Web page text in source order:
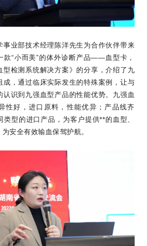
事业部技术经理陈洋先生为合作伙伴带来
款“小而美”的体外诊断产品——血型卡，
型检测系统解决方案》的分享，介绍了九
成，通过临床实际发生的特殊案例，让与
认识到九强血型产品的性能优势。九强血
性好，进口原料，性能优异；产品线齐
型的进口产品，为客户提供**的血型、
安全有效输血保驾护航。